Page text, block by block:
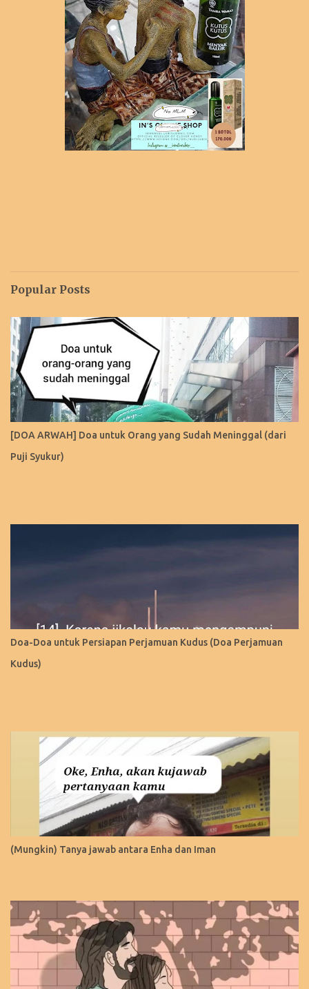
Popular Posts
[DOA ARWAH] Doa untuk Orang yang Sudah Meninggal (dari
Puji Syukur)
Doa-Doa untuk Persiapan Perjamuan Kudus (Doa Perjamuan
Kudus)
(Mungkin) Tanya jawab antara Enha dan Iman